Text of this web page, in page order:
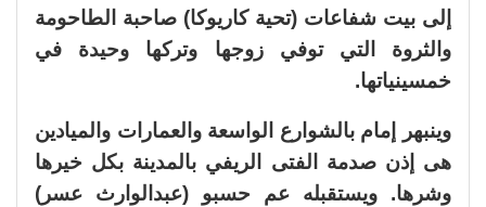
إلى بيت شفاعات (تحية كاريوكا) صاحبة الطاحومة
والثروة التي توفي زوجها وتركها وحيدة في
خمسينياتها.
وينبهر إمام بالشوارع الواسعة والعمارات والميادين
هى إذن صدمة الفتى الريفي بالمدينة بكل خيرها
وشرها. ويستقبله عم حسبو (عبدالوارث عسر)